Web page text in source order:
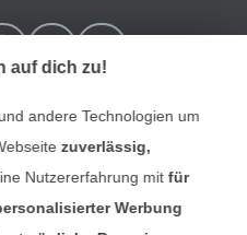
auf dich zu!
andere Technologien um
zuverlässig,
Nutzererfahrung mitfür
Werbung